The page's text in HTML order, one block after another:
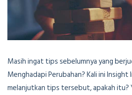
Masih ingat tips sebelumnya yang
Menghadapi Perubahan? Kali ini Insight
melanjutkan tips tersebut, apakah itu?